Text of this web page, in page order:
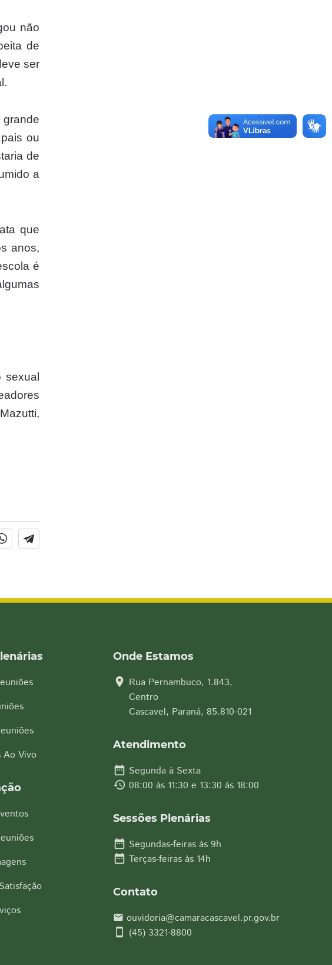
não
de
ser
ou
de
a
que
anos,
é
Ao Vivo
Onde Estamos
location_on Rua Pernambuco, 1.843,
Centro
Cascavel, Paraná, 85.810-021
Atendimento
date_range Segunda à Sexta
history 08:00 às 11:30 e 13:30 às 18:00
Sessões Plenárias
date_range Segundas-feiras às 9h
date_range Terças-feiras às 14h
Contato
email ouvidoria@camaracascavel.pr.gov.br
smartphone (45) 3321-8800